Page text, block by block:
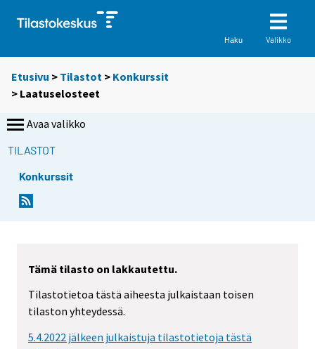
Haku Valikko
Etusivu > Tilastot > Konkurssit
> Laatuselosteet
Avaa valikko
TILASTOT
Konkurssit
Tämä tilasto on lakkautettu.
Tilastotietoa tästä aiheesta julkaistaan toisen
tilaston yhteydessä.
5.4.2022 jälkeen julkaistuja tilastotietoja tästä